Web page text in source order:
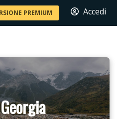
PREMIUM Accedi